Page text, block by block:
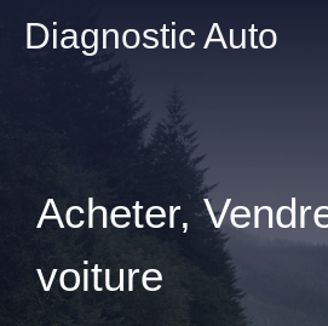
Diagnostic Auto
Acheter,
voiture